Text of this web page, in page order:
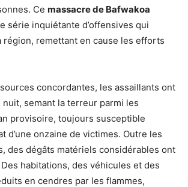
Ce massacre de Bafwakoa
série inquiétante d’offensives qui
région, remettant en cause les efforts
concordantes, les assaillants ont
semant la terreur parmi les
provisoire, toujours susceptible
d’une onzaine de victimes. Outre les
des dégâts matériels considérables ont
habitations, des véhicules et des
en cendres par les flammes,